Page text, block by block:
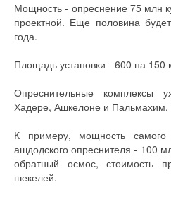
Мощность - опреснение 75 млн
проектной. Еще половина
года.
Площадь установки - 600 на 150
Опреснительные комплексы
Хадере, Ашкелоне и
К примеру, мощность самого
ашдодского опреснителя - 100
обратный осмос, стоимость
шекелей.